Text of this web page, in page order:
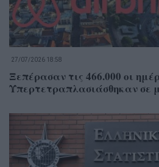
27/07/2026 18:58
Ξεπέρασαν τις 466.000 οι
Υπερτετραπλασιάσθηκαν σε